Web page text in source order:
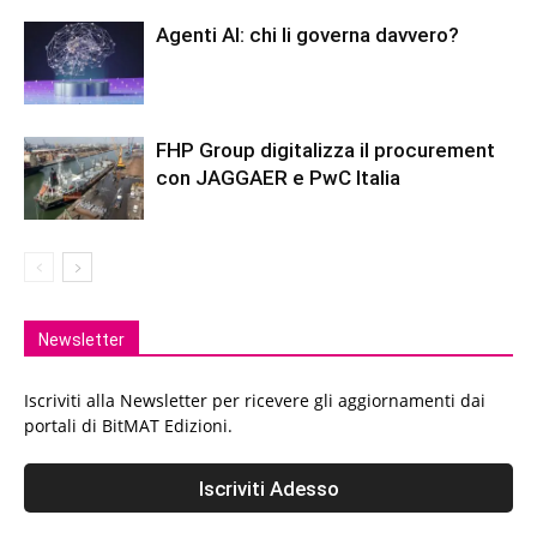
Agenti AI: chi li governa davvero?
FHP Group digitalizza il procurement
con JAGGAER e PwC Italia
Newsletter
Iscriviti alla Newsletter per ricevere gli aggiornamenti dai
portali di BitMAT Edizioni.